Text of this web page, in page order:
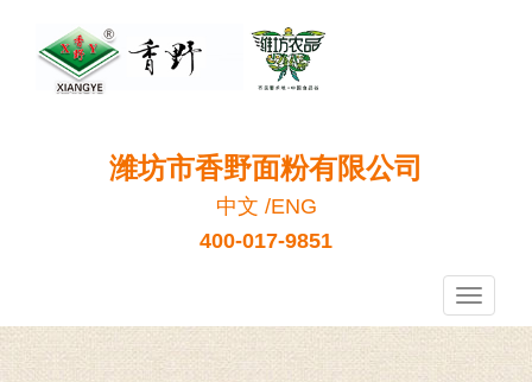
潍坊市香野面粉有限公司
中文 /ENG
400-017-9851
香
野